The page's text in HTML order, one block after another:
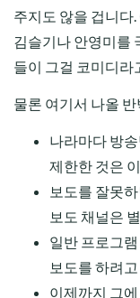
주지도 않을 겁니다
김슬기나 안영미를
들이 그걸 코미디라
물론 여기서 나올
나라마다 방
제한한 것은
보도를 잘못
보도 채널은
일반 프로그
보도를 하려
이제까지 그